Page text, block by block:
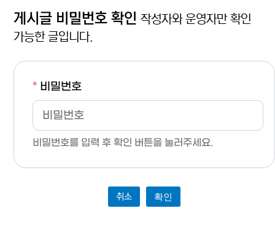
게시글 비밀번호 확인작성자와 운영자만 확인
가능한 글입니다.
* 비밀번호
비밀번호를 입력 후 확인 버튼을 눌러주세요.
취소 확인